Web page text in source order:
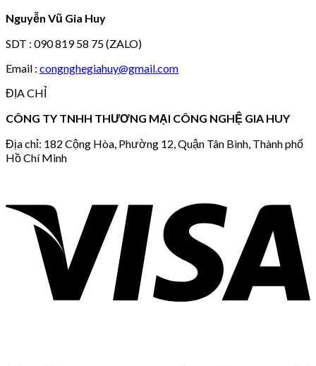
Nguyễn Vũ Gia Huy
SDT : 090 819 58 75 (ZALO)
Email : congnghegiahuy@gmail.com
ĐỊA CHỈ
CÔNG TY TNHH THƯƠNG MẠI CÔNG NGHỆ GIA HUY
Địa chỉ: 182 Cộng Hòa, Phường 12, Quận Tân Bình, Thành phố
Hồ Chí Minh